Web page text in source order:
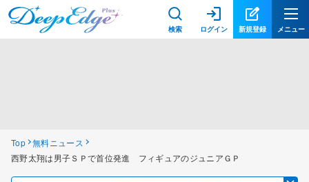
検索 ログイン 新規登録 メニュー
Top 無料ニュース
西野太翔は男子ＳＰで首位発進 フィギュアのジュニアＧＰ